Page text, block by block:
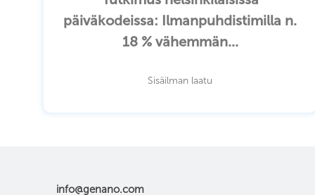
päiväkodeissa: Ilmanpuhdistimilla n.
18 % vähemmän...
Sisäilman laatu
info@genano.com